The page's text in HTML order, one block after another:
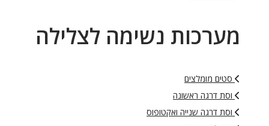
מערכות נשימה לצלילה
סטים מומלצים
וסת דרגה ראשונה
וסת דרגה שנייה ואקטופוס